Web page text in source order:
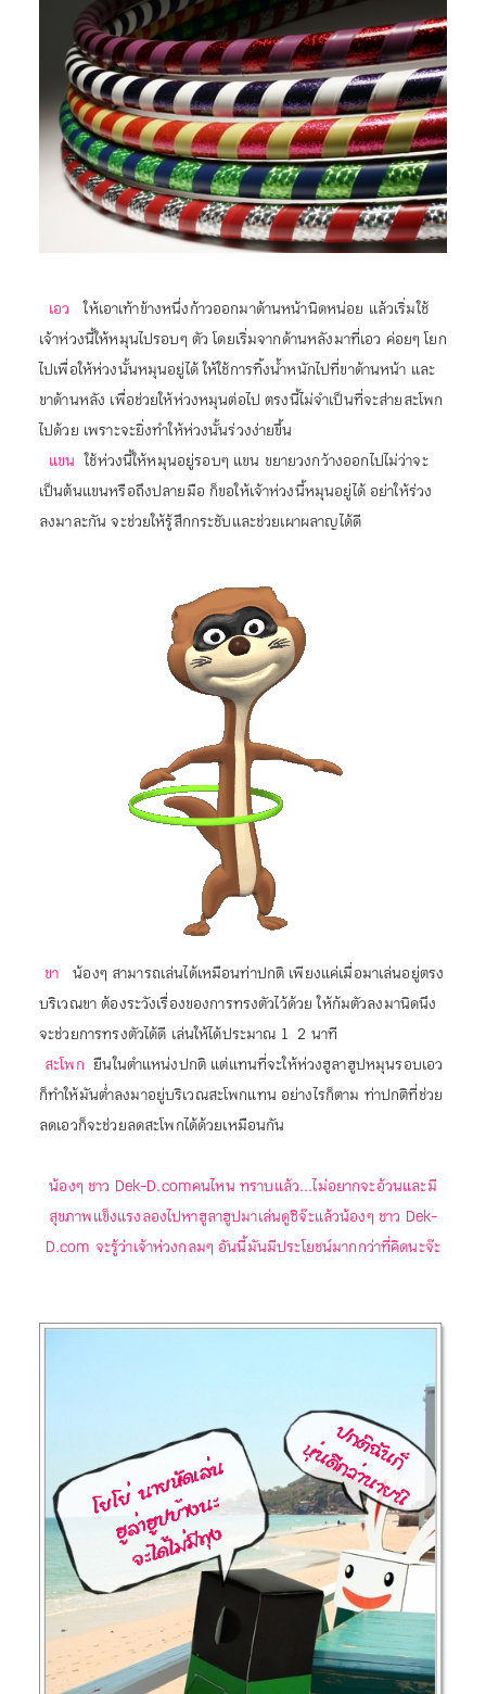
เอว  ให้เอาเท้าข้างหนึ่งก้าวออกมาด้านหน้านิดหน่อย แล้วเริ่มใช้
เจ้าห่วงนี้ให้หมุนไปรอบๆ ตัว โดยเริ่มจากด้านหลังมาที่เอว ค่อยๆ โยก
ไปเพื่อให้ห่วงนั้นหมุนอยู่ได้ ให้ใช้การทิ้งน้ำหนักไปที่ขาด้านหน้า และ
ขาด้านหลัง เพื่อช่วยให้ห่วงหมุนต่อไป ตรงนี้ไม่จำเป็นที่จะส่ายสะโพก
ไปด้วย เพราะจะยิ่งทำให้ห่วงนั้นร่วงง่ายขึ้น
แขน  ใช้ห่วงนี้ให้หมุนอยู่รอบๆ แขน ขยายวงกว้างออกไปไม่ว่าจะ
เป็นต้นแขนหรือถึงปลายมือ ก็ขอให้เจ้าห่วงนี้หมุนอยู่ได้ อย่าให้ร่วง
ลงมาละกัน จะช่วยให้รู้สึกกระชับและช่วยเผาผลาญได้ดี
ขา  น้องๆ สามารถเล่นได้เหมือนท่าปกติ เพียงแค่เมื่อมาเล่นอยู่ตรง
บริเวณขา ต้องระวังเรื่องของการทรงตัวไว้ด้วย ให้ก้มตัวลงมานิดนึง
จะช่วยการทรงตัวได้ดี เล่นให้ได้ประมาณ 1  2 นาที
สะโพก  ยืนในตำแหน่งปกติ แต่แทนที่จะให้ห่วงฮูลาฮูปหมุนรอบเอว
ก็ทำให้มันต่ำลงมาอยู่บริเวณสะโพกแทน อย่างไรก็ตาม ท่าปกติที่ช่วย
ลดเอวก็จะช่วยลดสะโพกได้ด้วยเหมือนกัน
น้องๆ ชาว Dek-D.comคนไหน ทราบแล้ว...ไม่อยากจะอ้วนและมี
สุขภาพแข็งแรงลองไปหาฮูลาฮูปมาเล่นดูซิจ๊ะแล้วน้องๆ ชาว Dek-
D.com จะรู้ว่าเจ้าห่วงกลมๆ อันนี้มันมีประโยชน์มากกว่าที่คิดนะจ๊ะ